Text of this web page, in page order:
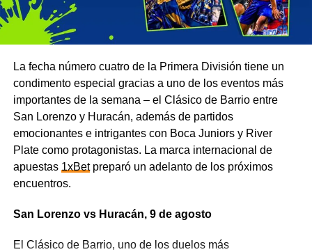
La fecha número cuatro de la Primera División tiene un
condimento especial gracias a uno de los eventos más
importantes de la semana – el Clásico de Barrio entre
San Lorenzo y Huracán, además de partidos
emocionantes e intrigantes con Boca Juniors y River
Plate como protagonistas. La marca internacional de
apuestas 1xBetpreparó un adelanto de los próximos
encuentros.
San Lorenzo vs Huracán, 9 de agosto
El Clásico de Barrio, uno de los duelos más